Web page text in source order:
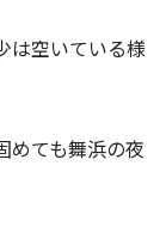
は空いている様
めても舞浜の夜